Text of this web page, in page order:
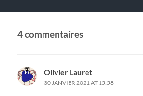
4 commentaires
Olivier Lauret
30 JANVIER 2021 AT 15:58